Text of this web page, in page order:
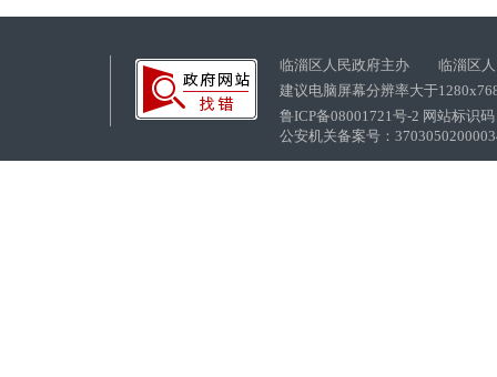
临淄区人民政府主办 临淄区人
建议电脑屏幕分辨率大于
鲁ICP备08001721号-2 网站标识
公安机关备案号：